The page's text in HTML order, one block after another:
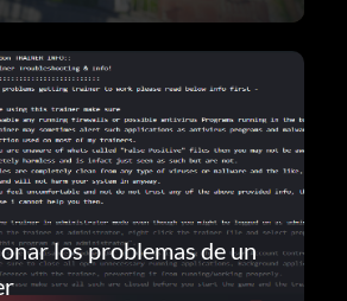
los problemas de un